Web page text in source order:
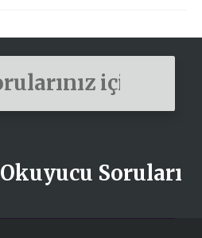
Okuyucu Soruları